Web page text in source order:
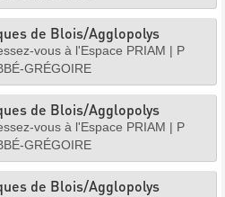
de Blois/Agglopolys
vous à l'Espace PRIAM | P
GRÉGOIRE
de Blois/Agglopolys
vous à l'Espace PRIAM | P
GRÉGOIRE
de Blois/Agglopolys